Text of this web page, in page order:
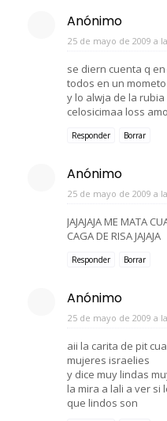
Anónimo
25 de mayo de 2009 a
se diern cuenta q
todos en un
y lo alwja de la
celosicimaa loss amo
Responder Borrar
Anónimo
25 de mayo de 2009 a
JAJAJAJA ME MATA
CAGA DE RISA JAJAJA
Responder Borrar
Anónimo
25 de mayo de 2009 a
aii la carita de pit
mujeres israelies
y dice muy lindas
la mira a lali a ver si
que lindos son